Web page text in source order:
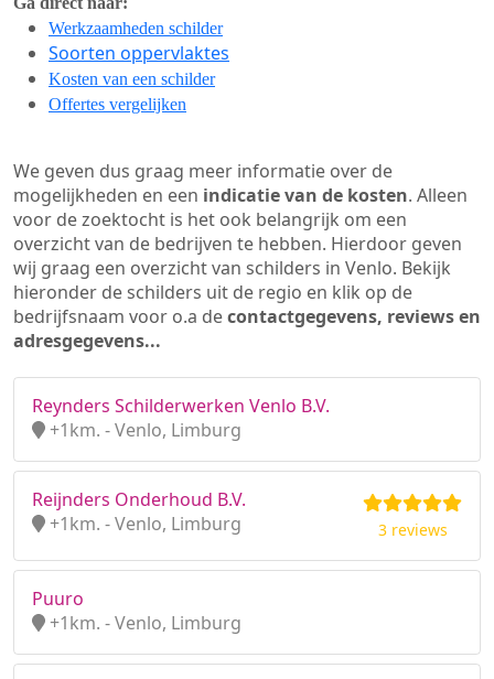
Werkzaamheden schilder
Soorten oppervlaktes
Kosten van een schilder
Offertes vergelijken
We geven dus graag meer informatie over de
mogelijkheden en een indicatie van de kosten. Alleen
voor de zoektocht is het ook belangrijk om een
overzicht van de bedrijven te hebben. Hierdoor geven
wij graag een overzicht van schilders in Venlo. Bekijk
hieronder de schilders uit de regio en klik op de
bedrijfsnaam voor o.a decontactgegevens, reviews en
adresgegevens...
Reynders Schilderwerken Venlo B.V.
+1km. - Venlo, Limburg
Reijnders Onderhoud B.V.
+1km. - Venlo, Limburg
3 reviews
Puuro
+1km. - Venlo, Limburg